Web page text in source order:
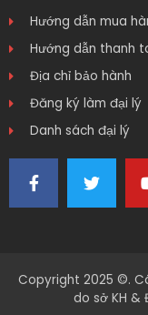
Hướng dẫn mua
Hướng dẫn thanh
Địa chỉ bảo hành
Đăng ký làm đại lý
Danh sách đại lý
Copyright 2025 ©.
do sở KH &